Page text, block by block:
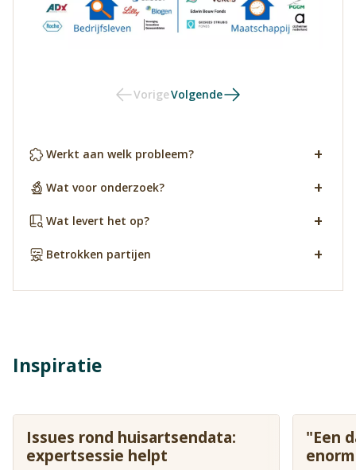
VorigeVolgende
Werkt aan welk probleem?
Wat voor onderzoek?
Wat levert het op?
Betrokken partijen
Inspiratie
Issues rond huisartsendata:
expertsessie helpt
"Een